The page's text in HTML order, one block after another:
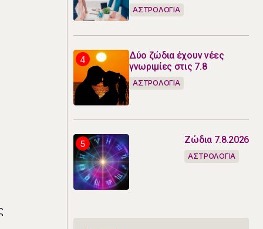
ΑΣΤΡΟΛΟΓΙΑ
Δύο ζώδια έχουν νέες
γνωριμίες στις 7.8
ΑΣΤΡΟΛΟΓΙΑ
Ζώδια 7.8.2026
ΑΣΤΡΟΛΟΓΙΑ